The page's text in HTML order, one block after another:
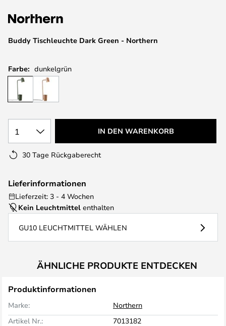
Buddy Tischleuchte Dark Green - Northern
Farbe: dunkelgrün
1 IN DEN WARENKORB
30 Tage Rückgaberecht
Lieferinformationen
Lieferzeit: 3 - 4 Wochen
Kein Leuchtmittel enthalten
GU10 LEUCHTMITTEL WÄHLEN
ÄHNLICHE PRODUKTE ENTDECKEN
Produktinformationen
Marke:
Northern
Artikel Nr.:
7013182